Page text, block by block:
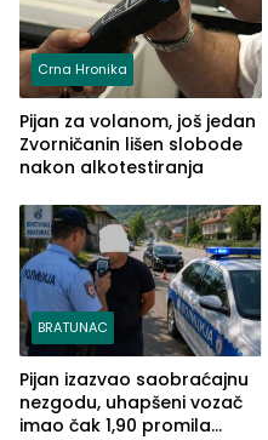
Crna Hronika
Pijan za volanom, još jedan
Zvorničanin lišen slobode
nakon alkotestiranja
BRATUNAC
Pijan izazvao saobraćajnu
nezgodu, uhapšeni vozač
imao čak 1,90 promila